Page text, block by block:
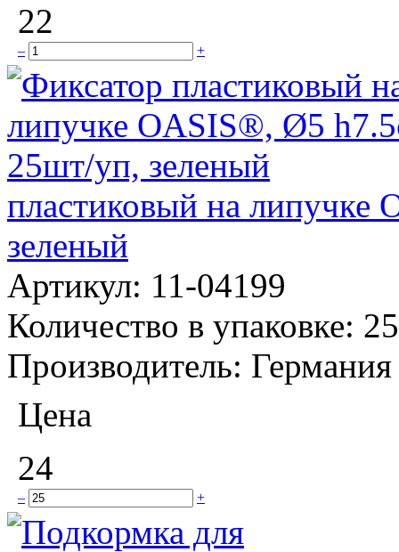
22
– +
пластиковый на
зеленый
Артикул: 11-04199
Количество в упаковке: 25
Производитель: Германия
Цена
24
– +